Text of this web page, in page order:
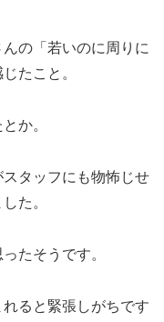
の「若いのに周りに
たこと。
か。
タッフにも物怖じせ
た。
たそうです。
ると緊張しがちです